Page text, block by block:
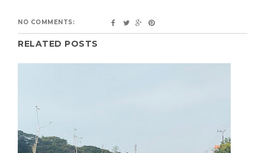
NO COMMENTS:
RELATED POSTS